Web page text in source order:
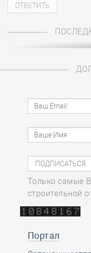
Только самые
строительной
Портал